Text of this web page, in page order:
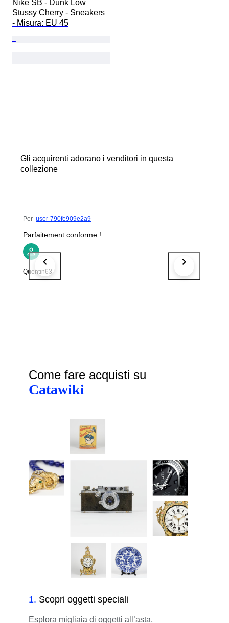
Nike SB - Dunk Low
Stussy Cherry - Sneakers
- Misura: EU 45
Gli acquirenti adorano i venditori in questa
collezione
Per user-790fe909e2a9
Parfaitement conforme !
Quentin63
Come fare acquisti su
Catawiki
1. Scopri oggetti speciali
Esplora migliaia di oggetti all’asta,